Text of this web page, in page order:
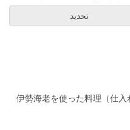
تحديد
伊勢海老を使った料理（仕